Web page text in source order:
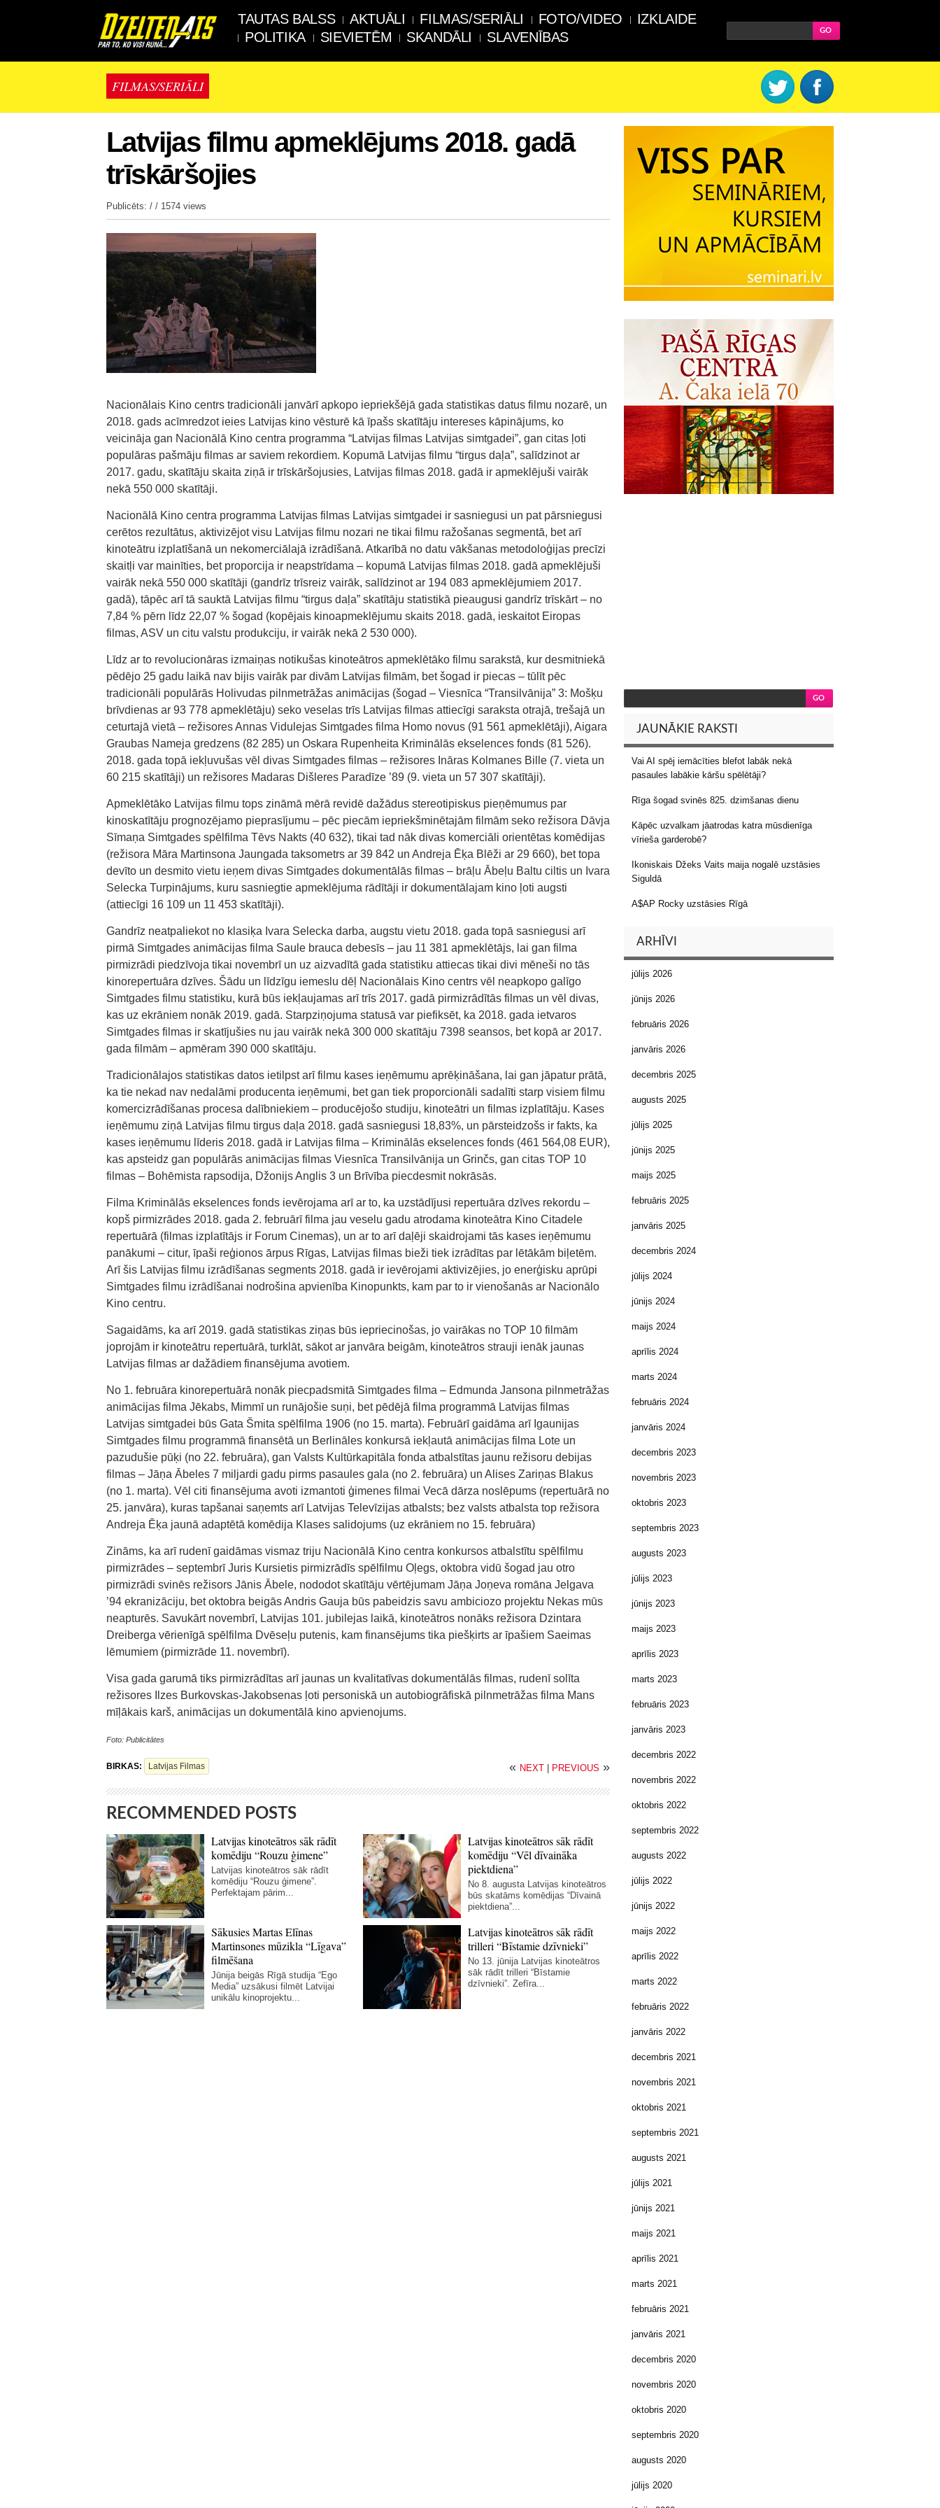
TAUTAS BALSS AKTUĀLI FILMAS/SERIĀLI FOTO/VIDEO
IZKLAIDE
POLITIKA
SIEVIETĒM SKANDĀLI SLAVENĪBAS
FILMAS/SERIĀLI
Latvijas filmu apmeklējums 2018. gadā
trīskāršojies
Publicēts: / / 1574 views
Nacionālais Kino centrs tradicionāli janvārī apkopo iepriekšējā gada statistikas datus filmu nozarē, un
2018. gads acīmredzot ieies Latvijas kino vēsturē kā īpašs skatītāju intereses kāpinājums, ko
veicināja gan Nacionālā Kino centra programma “Latvijas filmas Latvijas simtgadei”, gan citas ļoti
populāras pašmāju filmas ar saviem rekordiem. Kopumā Latvijas filmu “tirgus daļa”, salīdzinot ar
2017. gadu, skatītāju skaita ziņā ir trīskāršojusies, Latvijas filmas 2018. gadā ir apmeklējuši vairāk
nekā 550 000 skatītāji.
Nacionālā Kino centra programma Latvijas filmas Latvijas simtgadei ir sasniegusi un pat pārsniegusi
cerētos rezultātus, aktivizējot visu Latvijas filmu nozari ne tikai filmu ražošanas segmentā, bet arī
kinoteātru izplatīšanā un nekomerciālajā izrādīšanā. Atkarībā no datu vākšanas metodoloģijas precīzi
skaitļi var mainīties, bet proporcija ir neapstrīdama – kopumā Latvijas filmas 2018. gadā apmeklējuši
vairāk nekā 550 000 skatītāji (gandrīz trīsreiz vairāk, salīdzinot ar 194 083 apmeklējumiem 2017.
gadā), tāpēc arī tā sauktā Latvijas filmu “tirgus daļa” skatītāju statistikā pieaugusi gandrīz trīskārt – no
7,84 % pērn līdz 22,07 % šogad (kopējais kinoapmeklējumu skaits 2018. gadā, ieskaitot Eiropas
filmas, ASV un citu valstu produkciju, ir vairāk nekā 2 530 000).
Līdz ar to revolucionāras izmaiņas notikušas kinoteātros apmeklētāko filmu sarakstā, kur desmitniekā
pēdējo 25 gadu laikā nav bijis vairāk par divām Latvijas filmām, bet šogad ir piecas – tūlīt pēc
tradicionāli populārās Holivudas pilnmetrāžas animācijas (šogad – Viesnīca “Transilvānija” 3: Mošķu
brīvdienas ar 93 778 apmeklētāju) seko veselas trīs Latvijas filmas attiecīgi saraksta otrajā, trešajā un
ceturtajā vietā – režisores Annas Vidulejas Simtgades filma Homo novus (91 561 apmeklētāji), Aigara
Graubas Nameja gredzens (82 285) un Oskara Rupenheita Kriminālās ekselences fonds (81 526).
2018. gada topā iekļuvušas vēl divas Simtgades filmas – režisores Ināras Kolmanes Bille (7. vieta un
60 215 skatītāji) un režisores Madaras Dišleres Paradīze ’89 (9. vieta un 57 307 skatītāji).
Apmeklētāko Latvijas filmu tops zināmā mērā revidē dažādus stereotipiskus pieņēmumus par
kinoskatītāju prognozējamo pieprasījumu – pēc piecām iepriekšminētajām filmām seko režisora Dāvja
Sīmaņa Simtgades spēlfilma Tēvs Nakts (40 632), tikai tad nāk divas komerciāli orientētas komēdijas
(režisora Māra Martinsona Jaungada taksometrs ar 39 842 un Andreja Ēķa Blēži ar 29 660), bet topa
devīto un desmito vietu ieņem divas Simtgades dokumentālās filmas – brāļu Ābeļu Baltu ciltis un Ivara
Selecka Turpinājums, kuru sasniegtie apmeklējuma rādītāji ir dokumentālajam kino ļoti augsti
(attiecīgi 16 109 un 11 453 skatītāji).
Gandrīz neatpaliekot no klasiķa Ivara Selecka darba, augstu vietu 2018. gada topā sasniegusi arī
pirmā Simtgades animācijas filma Saule brauca debesīs – jau 11 381 apmeklētājs, lai gan filma
pirmizrādi piedzīvoja tikai novembrī un uz aizvadītā gada statistiku attiecas tikai divi mēneši no tās
kinorepertuāra dzīves. Šādu un līdzīgu iemeslu dēļ Nacionālais Kino centrs vēl neapkopo galīgo
Simtgades filmu statistiku, kurā būs iekļaujamas arī trīs 2017. gadā pirmizrādītās filmas un vēl divas,
kas uz ekrāniem nonāk 2019. gadā. Starpziņojuma statusā var piefiksēt, ka 2018. gada ietvaros
Simtgades filmas ir skatījušies nu jau vairāk nekā 300 000 skatītāju 7398 seansos, bet kopā ar 2017.
gada filmām – apmēram 390 000 skatītāju.
Tradicionālajos statistikas datos ietilpst arī filmu kases ieņēmumu aprēķināšana, lai gan jāpatur prātā,
ka tie nekad nav nedalāmi producenta ieņēmumi, bet gan tiek proporcionāli sadalīti starp visiem filmu
komercizrādīšanas procesa dalībniekiem – producējošo studiju, kinoteātri un filmas izplatītāju. Kases
ieņēmumu ziņā Latvijas filmu tirgus daļa 2018. gadā sasniegusi 18,83%, un pārsteidzošs ir fakts, ka
kases ieņēmumu līderis 2018. gadā ir Latvijas filma – Kriminālās ekselences fonds (461 564,08 EUR),
kas apsteidz gan populārās animācijas filmas Viesnīca Transilvānija un Grinčs, gan citas TOP 10
filmas – Bohēmista rapsodija, Džonijs Anglis 3 un Brīvība piecdesmit nokrāsās.
Filma Kriminālās ekselences fonds ievērojama arī ar to, ka uzstādījusi repertuāra dzīves rekordu –
kopš pirmizrādes 2018. gada 2. februārī filma jau veselu gadu atrodama kinoteātra Kino Citadele
repertuārā (filmas izplatītājs ir Forum Cinemas), un ar to arī daļēji skaidrojami tās kases ieņēmumu
panākumi – citur, īpaši reģionos ārpus Rīgas, Latvijas filmas bieži tiek izrādītas par lētākām biļetēm.
Arī šis Latvijas filmu izrādīšanas segments 2018. gadā ir ievērojami aktivizējies, jo enerģisku aprūpi
Simtgades filmu izrādīšanai nodrošina apvienība Kinopunkts, kam par to ir vienošanās ar Nacionālo
Kino centru.
Sagaidāms, ka arī 2019. gadā statistikas ziņas būs iepriecinošas, jo vairākas no TOP 10 filmām
joprojām ir kinoteātru repertuārā, turklāt, sākot ar janvāra beigām, kinoteātros strauji ienāk jaunas
Latvijas filmas ar dažādiem finansējuma avotiem.
No 1. februāra kinorepertuārā nonāk piecpadsmitā Simtgades filma – Edmunda Jansona pilnmetrāžas
animācijas filma Jēkabs, Mimmī un runājošie suņi, bet pēdējā filma programmā Latvijas filmas
Latvijas simtgadei būs Gata Šmita spēlfilma 1906 (no 15. marta). Februārī gaidāma arī Igaunijas
Simtgades filmu programmā finansētā un Berlināles konkursā iekļautā animācijas filma Lote un
pazudušie pūķi (no 22. februāra), gan Valsts Kultūrkapitāla fonda atbalstītas jaunu režisoru debijas
filmas – Jāņa Ābeles 7 miljardi gadu pirms pasaules gala (no 2. februāra) un Alises Zariņas Blakus
(no 1. marta). Vēl citi finansējuma avoti izmantoti ģimenes filmai Vecā dārza noslēpums (repertuārā no
25. janvāra), kuras tapšanai saņemts arī Latvijas Televīzijas atbalsts; bez valsts atbalsta top režisora
Andreja Ēķa jaunā adaptētā komēdija Klases salidojums (uz ekrāniem no 15. februāra)
Zināms, ka arī rudenī gaidāmas vismaz triju Nacionālā Kino centra konkursos atbalstītu spēlfilmu
pirmizrādes – septembrī Juris Kursietis pirmizrādīs spēlfilmu Oļegs, oktobra vidū šogad jau otro
pirmizrādi svinēs režisors Jānis Ābele, nododot skatītāju vērtējumam Jāņa Joņeva romāna Jelgava
’94 ekranizāciju, bet oktobra beigās Andris Gauja būs pabeidzis savu ambiciozo projektu Nekas mūs
neapturēs. Savukārt novembrī, Latvijas 101. jubilejas laikā, kinoteātros nonāks režisora Dzintara
Dreiberga vērienīgā spēlfilma Dvēseļu putenis, kam finansējums tika piešķirts ar īpašiem Saeimas
lēmumiem (pirmizrāde 11. novembrī).
Visa gada garumā tiks pirmizrādītas arī jaunas un kvalitatīvas dokumentālās filmas, rudenī solīta
režisores Ilzes Burkovskas-Jakobsenas ļoti personiskā un autobiogrāfiskā pilnmetrāžas filma Mans
mīļākais karš, animācijas un dokumentālā kino apvienojums.
Foto: Publicitātes
BIRKAS: Latvijas Filmas « NEXT PREVIOUS »
RECOMMENDED POSTS
Latvijas kinoteātros sāk rādīt
komēdiju “Rouzu ģimene”
Latvijas kinoteātros sāk rādīt
komēdiju “Rouzu ģimene”.
Perfektajam pārim...
Latvijas kinoteātros sāk rādīt
komēdiju “Vēl dīvaināka
piektdiena”
No 8. augusta Latvijas kinoteātros
būs skatāms komēdijas “Dīvainā
piektdiena”...
Sākusies Martas Elīnas
Martinsones mūzikla “Līgava”
filmēšana
Jūnija beigās Rīgā studija “Ego
Media” uzsākusi filmēt Latvijai
unikālu kinoprojektu...
Latvijas kinoteātros sāk rādīt
trilleri “Bīstamie dzīvnieki”
No 13. jūnija Latvijas kinoteātros
sāk rādīt trilleri “Bīstamie
dzīvnieki”. Zefīra...
JAUNĀKIE RAKSTI
Vai AI spēj iemācīties blefot labāk nekā
pasaules labākie kāršu spēlētāji?
Rīga šogad svinēs 825. dzimšanas dienu
Kāpēc uzvalkam jāatrodas katra mūsdienīga
vīrieša garderobē?
Ikoniskais Džeks Vaits maija nogalē uzstāsies
Siguldā
A$AP Rocky uzstāsies Rīgā
ARHĪVI
jūlijs 2026
jūnijs 2026
februāris 2026
janvāris 2026
decembris 2025
augusts 2025
jūlijs 2025
jūnijs 2025
maijs 2025
februāris 2025
janvāris 2025
decembris 2024
jūlijs 2024
jūnijs 2024
maijs 2024
aprīlis 2024
marts 2024
februāris 2024
janvāris 2024
decembris 2023
novembris 2023
oktobris 2023
septembris 2023
augusts 2023
jūlijs 2023
jūnijs 2023
maijs 2023
aprīlis 2023
marts 2023
februāris 2023
janvāris 2023
decembris 2022
novembris 2022
oktobris 2022
septembris 2022
augusts 2022
jūlijs 2022
jūnijs 2022
maijs 2022
aprīlis 2022
marts 2022
februāris 2022
janvāris 2022
decembris 2021
novembris 2021
oktobris 2021
septembris 2021
augusts 2021
jūlijs 2021
jūnijs 2021
maijs 2021
aprīlis 2021
marts 2021
februāris 2021
janvāris 2021
decembris 2020
novembris 2020
oktobris 2020
septembris 2020
augusts 2020
jūlijs 2020